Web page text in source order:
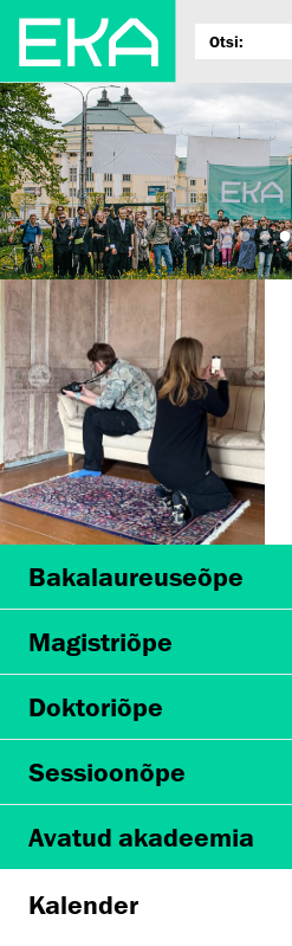
Bakalaureuseõpe
Magistriõpe
Doktoriõpe
Sessioonõpe
Avatud akadeemia
Kalender